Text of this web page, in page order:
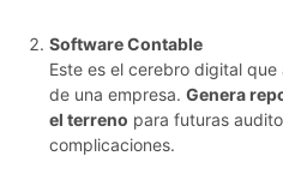
Software Contable
Este es el cerebro digital
de una empresa. Genera
el terreno para futuras
complicaciones.